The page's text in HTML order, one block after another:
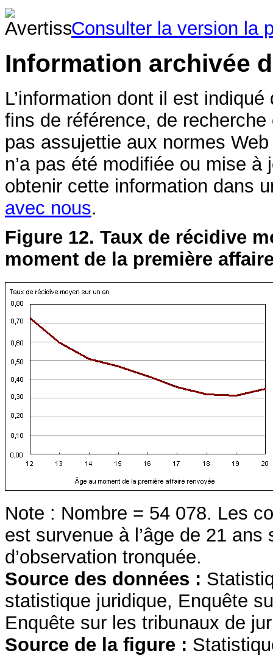
Consulter la version la
Information archivée
L’information dont il est
fins de référence, de
pas assujettie aux normes
n’a pas été modifiée ou mise
obtenir cette information dans
avec nous.
Figure 12. Taux de récidive
moment de la première
Note : Nombre = 54 078. Les
est survenue à l’âge de 21
d’observation tronquée.
Source des données :
statistique juridique, Enquête
Enquête sur les tribunaux de
Source de la figure :